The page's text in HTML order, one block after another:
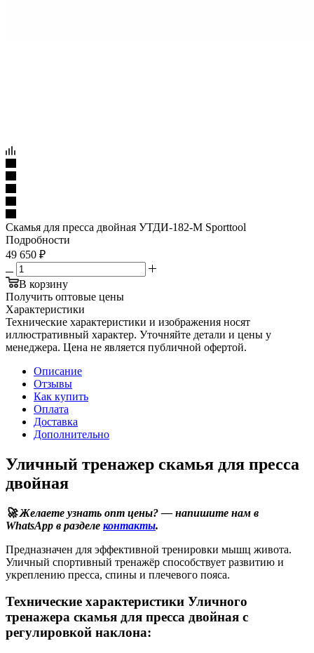
Скамья для пресса двойная УТДИ-182-М Sporttool
Подробности
49 650 ₽
В корзину
Получить оптовые цены
Характеристики
Технические характеристики и изображения носят
иллюстративный характер. Уточняйте детали и цены у
менеджера. Цена не является публичной офертой.
Описание
Отзывы
Как купить
Оплата
Доставка
Дополнительно
Уличный тренажер скамья для пресса
двойная
🚀 Желаете узнать опт цены? — напишите нам в
WhatsApp в разделе контакты.
Предназначен для эффективной тренировки мышц живота.
Уличный спортивный тренажёр способствует развитию и
укреплению пресса, спины и плечевого пояса.
Технические характеристики Уличного
тренажера скамья для пресса двойная с
регулировкой наклона: